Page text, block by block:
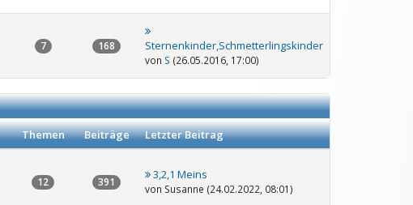
7 168 Sternenkinder,Schmetterlingskinder
von S (26.05.2016, 17:00)
Themen Beiträge
Letzter Beitrag
12 391
3,2,1 Meins
von Susanne (24.02.2022, 08:01)